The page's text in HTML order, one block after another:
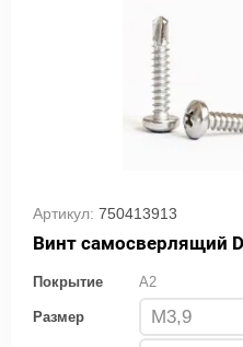
Артикул: 750413913
Винт самосверлящий
Покрытие A2
Размер